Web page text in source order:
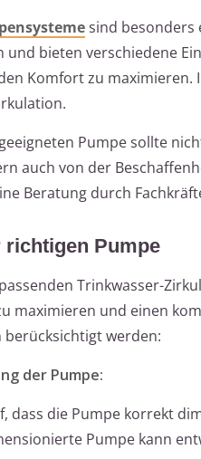
sind besonders
und bieten verschiedene
Komfort zu
Pumpe sollte
auch von der
Beratung durch
richtigen Pumpe
Trinkwasser-
maximieren und einen
werden:
der Pumpe:
dass die Pumpe korrekt
Pumpe kann